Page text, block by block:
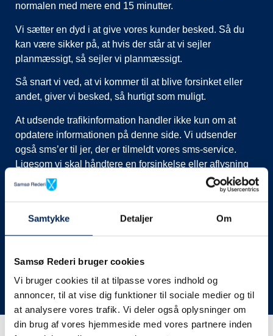
Samtykke Detaljer Om
Samsø Rederi bruger cookies
Vi bruger cookies til at tilpasse vores indhold og
annoncer, til at vise dig funktioner til sociale medier og til
at analysere vores trafik. Vi deler også oplysninger om
din brug af vores hjemmeside med vores partnere inden
normalen med mere end 15 minutter.
Vi sætter en dyd i at give vores kunder besked. Så du
kan være sikker på, at hvis der står at vi sejler
planmæssigt, så sejler vi planmæssigt.
Så snart vi ved, at vi kommer til at blive forsinket eller
andet, giver vi besked, så hurtigt som muligt.
At udsende trafikinformation handler ikke kun om at
opdatere informationen på denne side. Vi udsender
også sms’er til jer, der er tilmeldt vores sms-service.
Ligesom vi skal håndtere en forsinkelse eller aflysning
ved at lukke afgange i vores system, evt. flytte kunder til
nye afgange, ringe til vognmænd der skal have flyttet
her på siden og ikke ringe eller skrive til os, da vi ikke
har mere at fortælle end I kan læse her.
Vi takker for jeres forståelse.